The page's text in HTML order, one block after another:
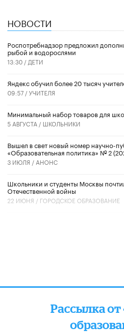
НОВОСТИ
Роспотребнадзор предложил
рыбой и водорослями
13:30 / ДЕТИ
​Яндекс обучил более 20 тысяч
09:57 /УЧИТЕЛЯ
Минимальный набор товаров для
5 АВГУСТА / ШКОЛЬНИКИ
Вышел в свет новый номер научно-
«Образовательная политика» № 2
3 ИЮЛЯ / АНОНС
Школьники и студенты Москвы
Отечественной войны
22 ИЮНЯ / ГОРОДСКОЕ ОБРАЗОВАНИЕ
Рассылка от